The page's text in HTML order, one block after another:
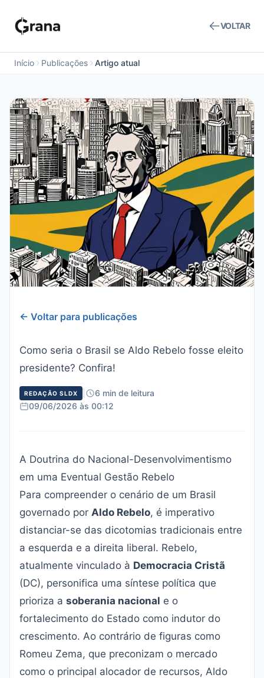
VOLTAR
Início Publicações Artigo atual
← Voltar para publicações
Como seria o Brasil se Aldo Rebelo fosse eleito
presidente? Confira!
REDAÇÃO SLDX
6 min de leitura
09/06/2026 às 00:12
A Doutrina do Nacional-Desenvolvimentismo
em uma Eventual Gestão Rebelo
Para compreender o cenário de um Brasil
governado por Aldo Rebelo, é imperativo
distanciar-se das dicotomias tradicionais entre
a esquerda e a direita liberal. Rebelo,
atualmente vinculado à Democracia Cristã
(DC), personifica uma síntese política que
prioriza a soberania nacional e o
fortalecimento do Estado como indutor do
crescimento. Ao contrário de figuras como
Romeu Zema, que preconizam o mercado
como o principal alocador de recursos, Aldo